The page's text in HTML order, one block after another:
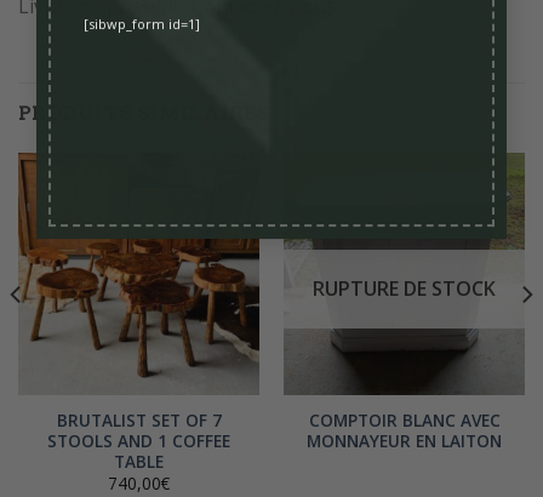
[sibwp_form id=1]
Livraison possible.
PRODUITS SIMILAIRES
BRUTALIST SET OF 7
STOOLS AND 1 COFFEE
TABLE
740,00€
RUPTURE DE STOCK
COMPTOIR BLANC AVEC
MONNAYEUR EN LAITON